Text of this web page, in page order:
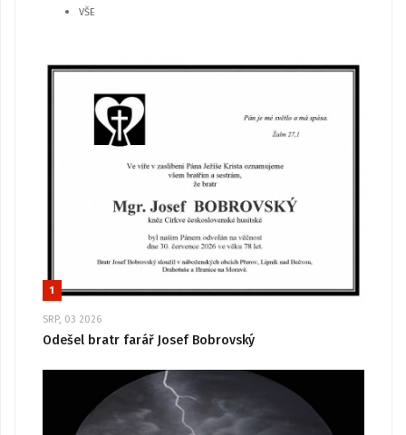
VŠE
1
SRP, 03 2026
Odešel bratr farář Josef Bobrovský